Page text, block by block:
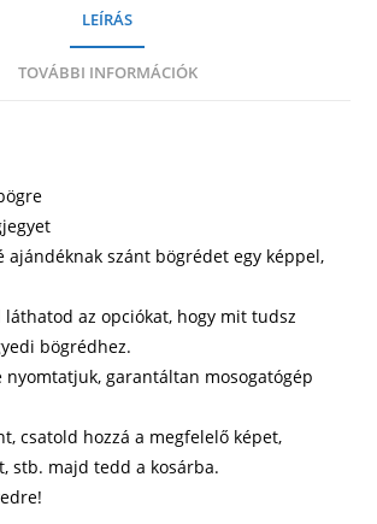
LEÍRÁS
TOVÁBBI INFORMÁCIÓK
ajándéknak szánt bögrédet egy képpel,
láthatod az opciókat, hogy mit tudsz
bögrédhez.
nyomtatjuk, garantáltan mosogatógép
csatold hozzá a megfelelő képet,
stb. majd tedd a kosárba.